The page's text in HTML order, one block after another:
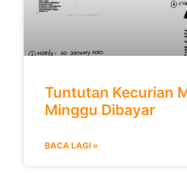
Tuntutan Kecurian
Minggu Dibayar
BACA LAGI »